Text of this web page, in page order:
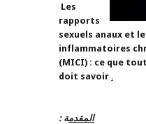
Les
rapports
sexuels anaux et
inflammatoires
(MICI) : ce que
doit savoir .
المقدمة :